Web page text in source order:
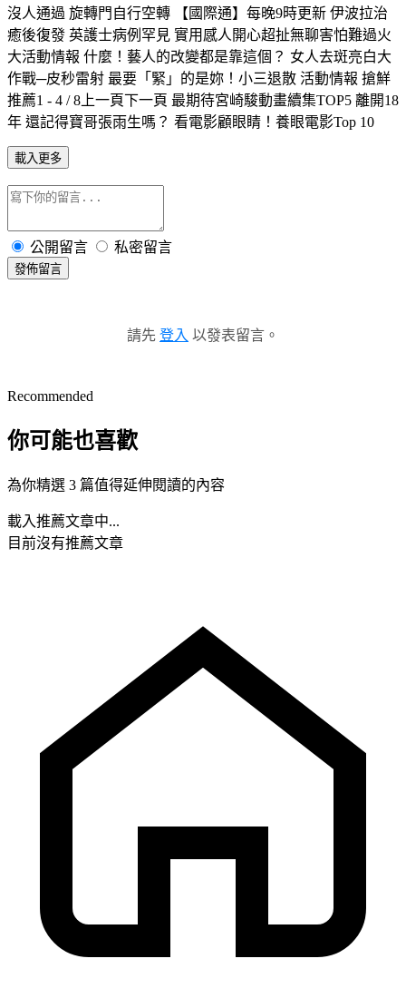
沒人通過 旋轉門自行空轉 【國際通】每晚9時更新 伊波拉治
癒後復發 英護士病例罕見 實用感人開心超扯無聊害怕難過火
大活動情報 什麼！藝人的改變都是靠這個？ 女人去斑亮白大
作戰─皮秒雷射 最要「緊」的是妳！小三退散 活動情報 搶鮮
推薦1 - 4 / 8上一頁下一頁 最期待宮崎駿動畫續集TOP5 離開18
年 還記得寶哥張雨生嗎？ 看電影顧眼睛！養眼電影Top 10
載入更多
公開留言 私密留言
發佈留言
請先 登入 以發表留言。
Recommended
你可能也喜歡
為你精選 3 篇值得延伸閱讀的內容
載入推薦文章中...
目前沒有推薦文章